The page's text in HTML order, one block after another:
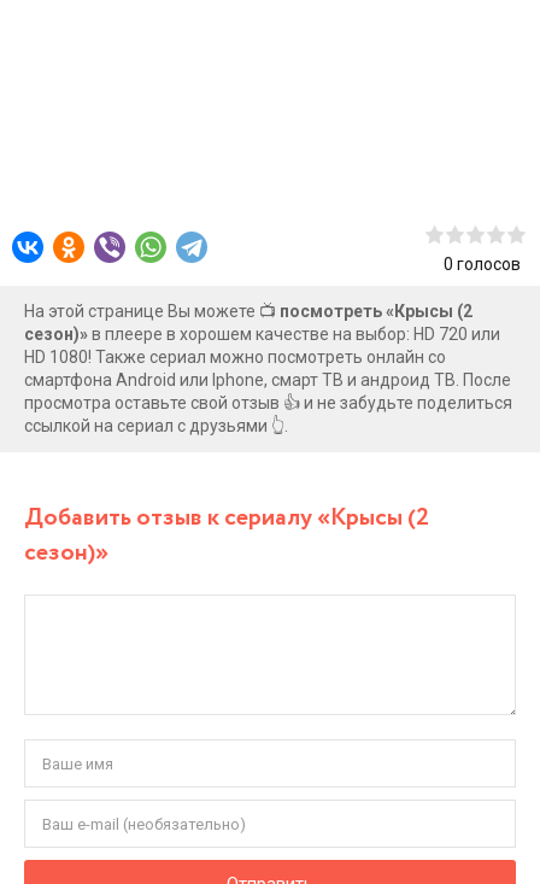
0 голосов
На этой странице Вы можете 📺 посмотреть «Крысы (2
сезон)»в плеере в хорошем качестве на выбор: HD 720 или
HD 1080! Также сериал можно посмотреть онлайн со
смартфона Android или Iphone, смарт ТВ и андроид ТВ. После
просмотра оставьте свой отзыв 👍 и не забудьте поделиться
ссылкой на сериал с друзьями 👆.
Добавить отзыв к сериалу «Крысы (2
сезон)»